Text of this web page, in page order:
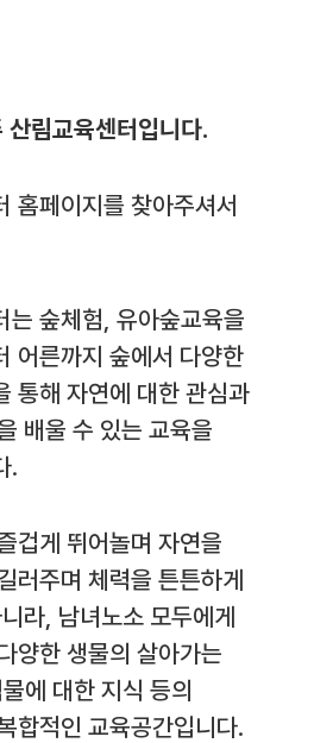
림교육센터입니다.
홈페이지를 찾아주셔서
는 숲체험, 유아숲교육을
어른까지 숲에서 다양한
통해 자연에 대한 관심과
배울 수 있는 교육을
.
겁게 뛰어놀며 자연을
러주며 체력을 튼튼하게
라, 남녀노소 모두에게
양한 생물의 살아가는
에 대한 지식 등의
합적인 교육공간입니다.